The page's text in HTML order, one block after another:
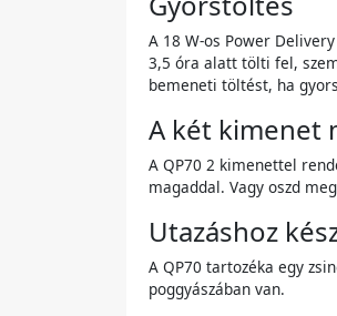
A 18 W-os Power
3,5 óra alatt tölti fel,
bemeneti töltést, ha
A két kimenet
A QP70 2 kimenettel
magaddal. Vagy oszd
Utazáshoz
A QP70 tartozéka egy
poggyászában van.